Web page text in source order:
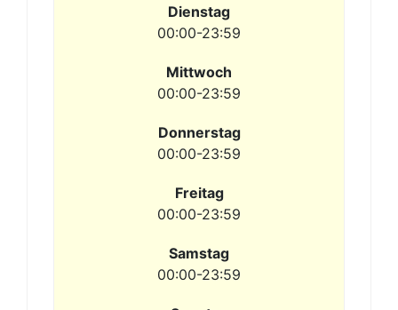
Dienstag
00:00-23:59
Mittwoch
00:00-23:59
Donnerstag
00:00-23:59
Freitag
00:00-23:59
Samstag
00:00-23:59